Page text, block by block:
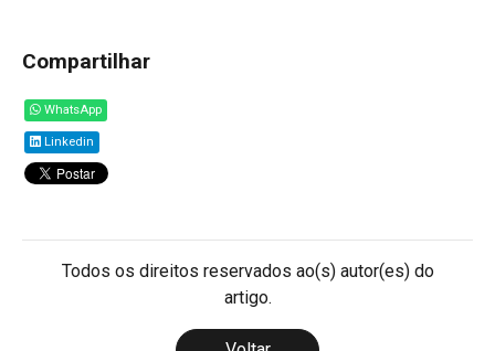
Compartilhar
WhatsApp
Linkedin
Todos os direitos reservados ao(s) autor(es) do
artigo.